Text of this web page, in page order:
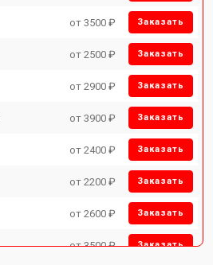
от 3500 ₽ Заказать
от 2500 ₽ Заказать
от 2900 ₽ Заказать
от 3900 ₽ Заказать
от 2400 ₽ Заказать
от 2200 ₽ Заказать
от 2600 ₽ Заказать
от 3500 ₽ Заказать